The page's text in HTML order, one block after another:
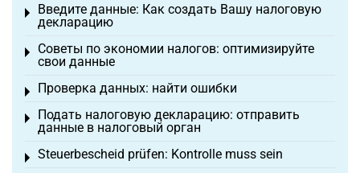
Введите данные: Как создать Вашу налоговую
декларацию
Toggle menu
Советы по экономии налогов: оптимизируйте
свои данные
Toggle menu
Проверка данных: найти ошибки
Toggle menu
Подать налоговую декларацию: отправить
данные в налоговый орган
Toggle menu
Steuerbescheid prüfen: Kontrolle muss sein
Toggle menu